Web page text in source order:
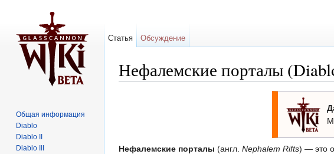
Нефалемские порталы
Нефалемские порталы (англ. Nephalem Rifts) — это
Статья Обсуждение
Общая информация
Diablo
Diablo II
Diablo III